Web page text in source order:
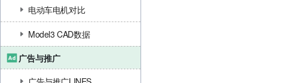
电动车电机对比
Model3 CAD数据
广告与推广